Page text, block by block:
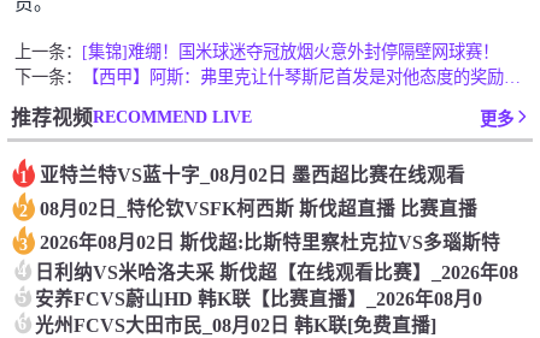
上一条： [集锦]难绷！国米球迷夺冠放烟火意外封停隔壁网球赛！
下一条：
【西甲】阿斯：弗里克让什琴斯尼首发是对他态度的奖励，他在更衣
推荐视频RECOMMEND LIVE 更多
1 亚特兰特VS蓝十字_08月02日 墨西超比赛在线观看
2 08月02日_特伦钦VSFK柯西斯 斯伐超直播 比赛直播
3 2026年08月02日 斯伐超:比斯特里察杜克拉VS多瑙斯特
4 日利纳VS米哈洛夫采 斯伐超【在线观看比赛】_2026年08
5 安养FCVS蔚山HD 韩K联【比赛直播】_2026年08月0
6 光州FCVS大田市民_08月02日 韩K联[免费直播]